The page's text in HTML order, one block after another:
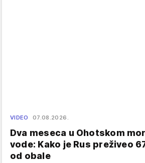
VIDEO 07.08.2026.
Dva meseca u Ohotskom
vode: Kako je Rus preživeo
od obale